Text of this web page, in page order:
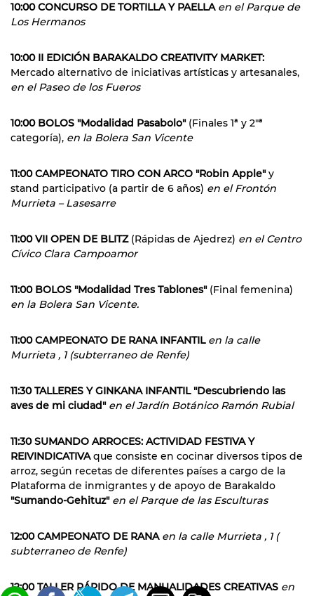
10:00 CONCURSO DE TORTILLA Y PAELLA en el Parque de
Los Hermanos
10:00 II EDICIÓN BARAKALDO CREATIVITY MARKET:
Mercado alternativo de iniciativas artísticas y artesanales,
en el Paseo de los Fueros
10:00 BOLOS "Modalidad Pasabolo" (Finales 1ª y 2"ª
categoría), en la Bolera San Vicente
11:00 CAMPEONATO TIRO CON ARCO "Robin Apple"y
stand participativo (a partir de 6 años) en el Frontón
Murrieta – Lasesarre
11:00 VII OPEN DE BLITZ (Rápidas de Ajedrez) en el Centro
Cívico Clara Campoamor
11:00 BOLOS "Modalidad Tres Tablones" (Final femenina)
en la Bolera San Vicente.
11:00 CAMPEONATO DE RANA INFANTIL en la calle
Murrieta , 1 (subterraneo de Renfe)
11:30 TALLERES Y GINKANA INFANTIL "Descubriendo las
aves de mi ciudad" en el Jardín Botánico Ramón Rubial
11:30 SUMANDO ARROCES: ACTIVIDAD FESTIVA Y
REIVINDICATIVAque consiste en cocinar diversos tipos de
arroz, según recetas de diferentes países a cargo de la
Plataforma de inmigrantes y de apoyo de Barakaldo
"Sumando-Gehituz" en el Parque de las Esculturas
12:00 CAMPEONATO DE RANA en la calle Murrieta , 1 (
subterraneo de Renfe)
12:00 TALLER RÁPIDO DE MANUALIDADES CREATIVAS en